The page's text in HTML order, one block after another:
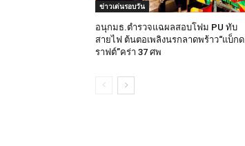
ข่าวเด่นรอบวัน
อนุกมธ.ตำรวจแฉผลสอบโฟม PU ทับ
สายไฟ ต้นตอเพลิงนรกลาดพร้าว“แบ็กด
ราฟต์”คร่า 37 ศพ